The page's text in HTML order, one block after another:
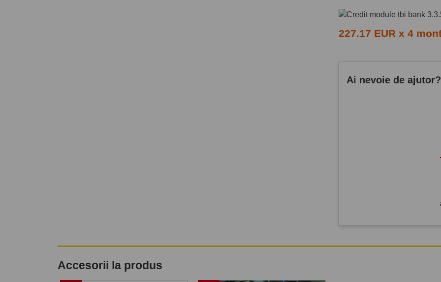
227.17 EUR x 4
Ai nevoie de
Accesorii la produs